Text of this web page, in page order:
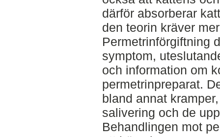
därför absorberar
den teorin kräver
Permetrinförgiftning
symptom,
och information om
permetrinpreparat.
bland annat
salivering och de
Behandlingen mot